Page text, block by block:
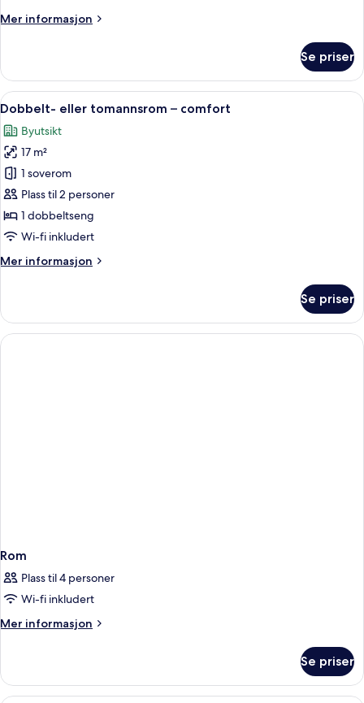
Mer informasjon
Mer
–
deluxe
Se priser
Åpne
alle
bildene
av
Dobbelt-
eller
tomannsrom
–
Dobbelt- eller tomannsrom –
19
Dobbelt- eller tomannsrom – comfort
Byutsikt
17 m²
1 soverom
Plass til 2 personer
1 dobbeltseng
Wi-fi inkludert
Mer informasjon
Mer
eller
tomannsrom
–
Se priser
Rom
Plass til 4 personer
Wi-fi inkludert
Mer informasjon
Mer
Se priser